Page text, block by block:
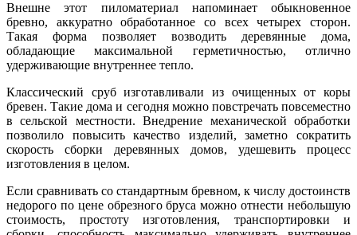
Внешне этот пиломатериал напоминает обыкновенное
бревно, аккуратно обработанное со всех четырех сторон.
Такая форма позволяет возводить деревянные дома,
обладающие максимальной герметичностью, отлично
удерживающие внутреннее тепло.
Классический сруб изготавливали из очищенных от коры
бревен. Такие дома и сегодня можно повстречать повсеместно
в сельской местности. Внедрение механической обработки
позволило повысить качество изделий, заметно сократить
скорость сборки деревянных домов, удешевить процесс
изготовления в целом.
Если сравнивать со стандартным бревном, к числу достоинств
недорого по цене обрезного бруса можно отнести небольшую
стоимость, простоту изготовления, транспортировки и